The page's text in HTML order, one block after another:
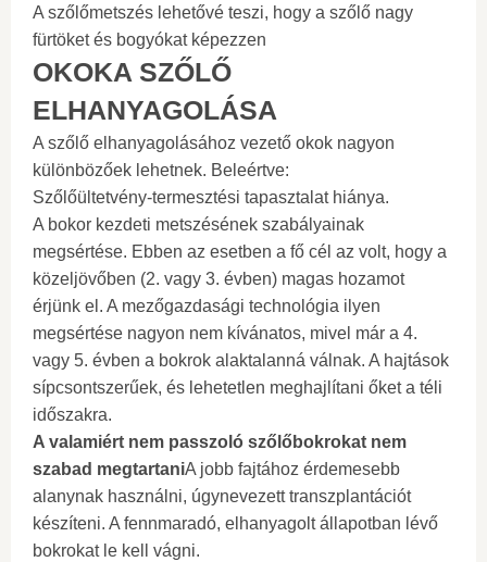
A szőlőmetszés lehetővé teszi, hogy a szőlő nagy
fürtöket és bogyókat képezzen
OKOKA SZŐLŐ
ELHANYAGOLÁSA
A szőlő elhanyagolásához vezető okok nagyon
különbözőek lehetnek. Beleértve:
Szőlőültetvény-termesztési tapasztalat hiánya.
A bokor kezdeti metszésének szabályainak
megsértése. Ebben az esetben a fő cél az volt, hogy a
közeljövőben (2. vagy 3. évben) magas hozamot
érjünk el. A mezőgazdasági technológia ilyen
megsértése nagyon nem kívánatos, mivel már a 4.
vagy 5. évben a bokrok alaktalanná válnak. A hajtások
sípcsontszerűek, és lehetetlen meghajlítani őket a téli
időszakra.
A valamiért nem passzoló szőlőbokrokat nem
szabad megtartaniA jobb fajtához érdemesebb
alanynak használni, úgynevezett transzplantációt
készíteni. A fennmaradó, elhanyagolt állapotban lévő
bokrokat le kell vágni.